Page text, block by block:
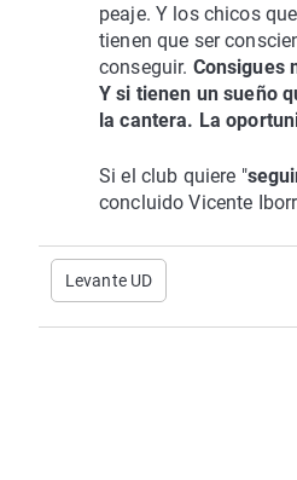
peaje. Y los chicos
tienen que ser
conseguir. Consigues
Y si tienen un sueño
la cantera. La
Si el club quiere "
concluido Vicente
Levante UD